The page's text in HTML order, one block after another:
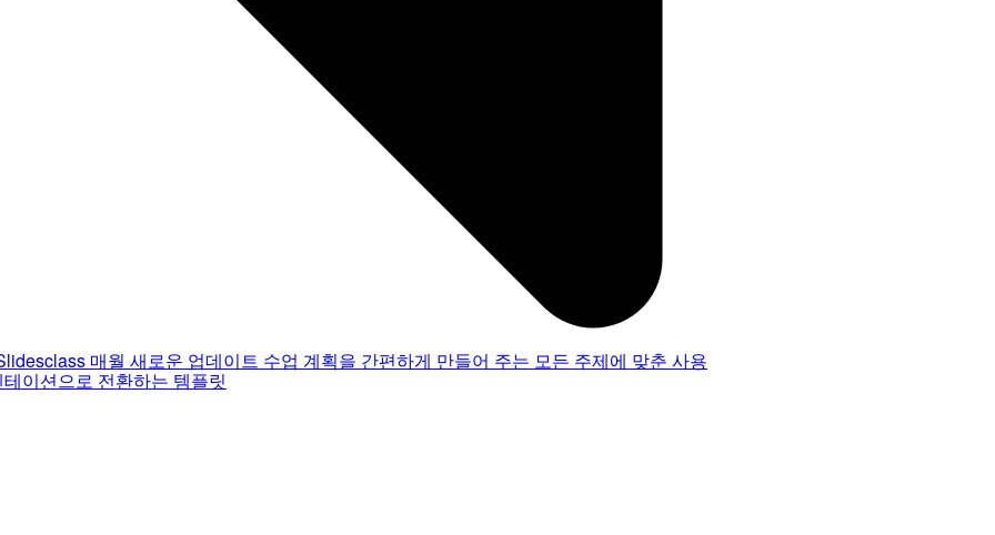
매월 새로운 업데이트 수업 계획을 간편하게 만들어 주는 모든 주제에 맞춘 사용
이션으로 전환하는 템플릿